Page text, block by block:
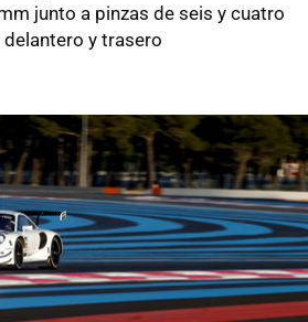
junto a pinzas de seis y cuatro
y trasero